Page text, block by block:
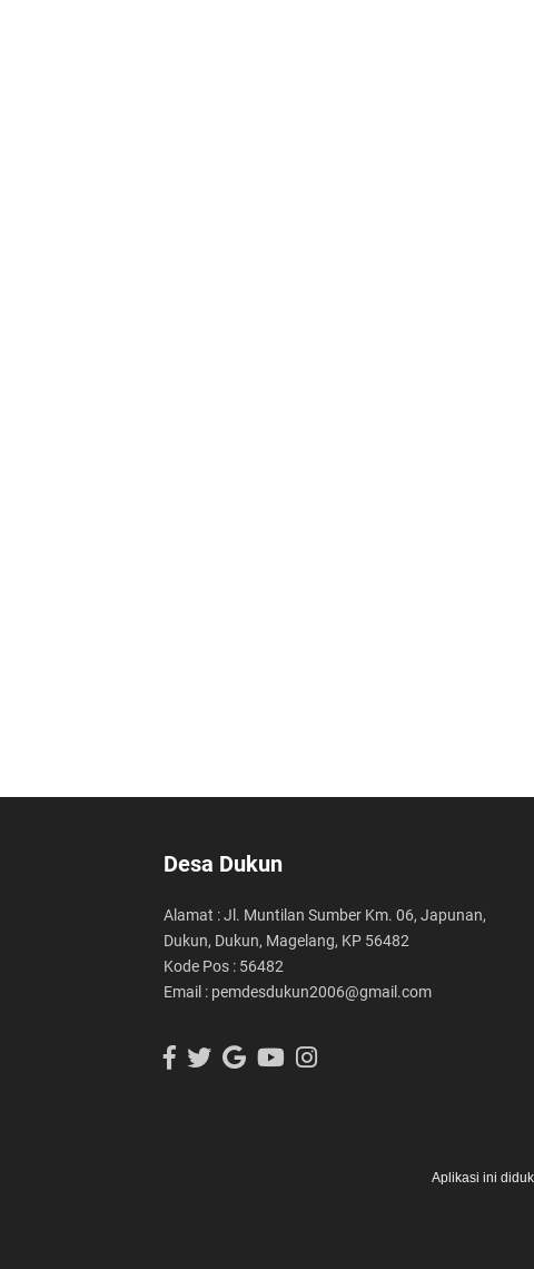
Desa Dukun
Alamat : Jl. Muntilan Sumber Km. 06, Japunan,
Dukun, Dukun, Magelang, KP 56482
Kode Pos : 56482
Email : pemdesdukun2006@gmail.com
Aplikasi ini